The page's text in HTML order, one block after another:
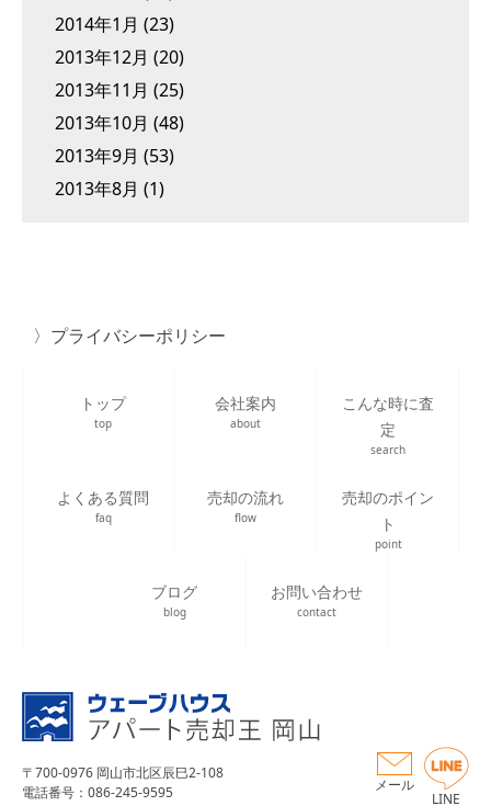
2014年1月 (23)
2013年12月 (20)
2013年11月 (25)
2013年10月 (48)
2013年9月 (53)
2013年8月 (1)
プライバシーポリシー
トップ
top
会社案内
about
こんな時に査
定
search
よくある質問
faq
売却の流れ
flow
売却のポイン
ト
point
ブログ
blog
お問い合わせ
contact
〒700-0976 岡山市北区辰巳2-108
電話番号：086-245-9595
メール
LINE